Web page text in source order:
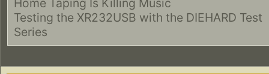
Home Taping Is Killing Music
Testing the XR232USB with the DIEHARD Test
Series